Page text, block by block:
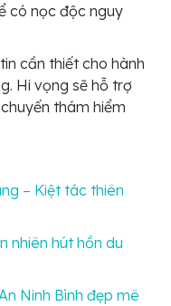
có nọc độc nguy
cần thiết cho hành
Hi vọng sẽ hỗ trợ
thám hiểm
– Kiệt tác thiên
nhiên hút hồn du
Ninh Bình đẹp mê